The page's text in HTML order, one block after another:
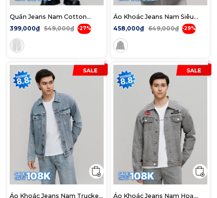
Quần Jeans Nam Cotton
Offwhite Form Baggy
399,000₫ 549,000₫ -27%
Áo Khoác Jeans Nam Siêu
Nhẹ ICON105 Lightweight
Form Loose Light Grey
458,000₫ 649,000₫ -29%
Áo Khoác Jeans Nam Trucker
Áo Khoác Jeans Nam Hoạ